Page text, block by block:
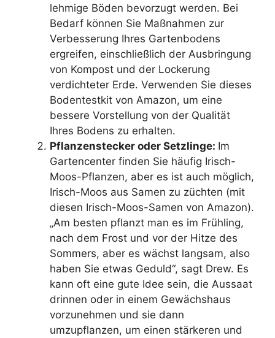
lehmige Böden bevorzugt werden. Bei
Bedarf können Sie Maßnahmen zur
Verbesserung Ihres Gartenbodens
ergreifen, einschließlich der Ausbringung
von Kompost und der Lockerung
verdichteter Erde. Verwenden Sie dieses
Bodentestkit von Amazon, um eine
bessere Vorstellung von der Qualität
Ihres Bodens zu erhalten.
Pflanzenstecker oder Setzlinge: Im
Gartencenter finden Sie häufig Irisch-
Moos-Pflanzen, aber es ist auch möglich,
Irisch-Moos aus Samen zu züchten (mit
diesen Irisch-Moos-Samen von Amazon).
„Am besten pflanzt man es im Frühling,
nach dem Frost und vor der Hitze des
Sommers, aber es wächst langsam, also
haben Sie etwas Geduld“, sagt Drew. Es
kann oft eine gute Idee sein, die Aussaat
drinnen oder in einem Gewächshaus
vorzunehmen und sie dann
umzupflanzen, um einen stärkeren und